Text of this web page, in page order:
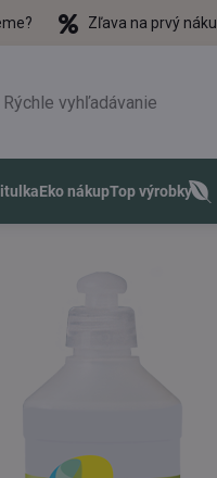
Zľava na prvý
Eko nákupTop výrobky